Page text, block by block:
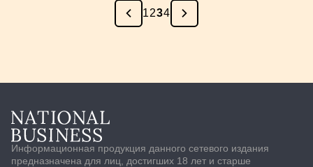
1234
Информационная продукция данного сетевого издания
предназначена для лиц, достигших 18 лет и старше